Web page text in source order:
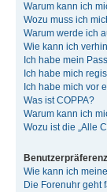
Warum kann ich
Wozu muss ich
Warum werde ich
Wie kann ich
Ich habe mein
Ich habe mich
Ich habe mich vor
Was ist COPPA?
Warum kann ich
Wozu ist die „Alle
Wie kann ich
Die Forenuhr geht